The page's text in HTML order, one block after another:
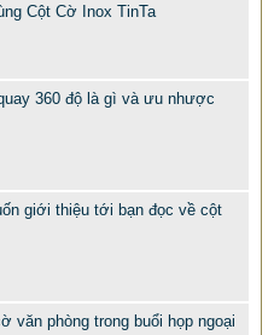
2.986.860 VNĐ
NGHIA CHO SEP
Cột Cờ Inox TinTa
360 độ là gì và ưu nhược
giới thiệu tới bạn đọc về cột
văn phòng trong buổi họp ngoại